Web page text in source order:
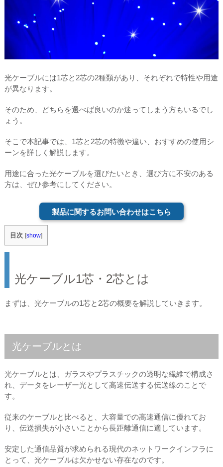
光ケーブルには1芯と2芯の2種類があり、それぞれで特性や用途
が異なります。
そのため、どちらを選べば良いのか迷ってしまう方もいるでし
ょう。
そこで本記事では、1芯と2芯の特徴や違い、おすすめの使用シ
ーンを詳しく解説します。
用途に合った光ケーブルを選びたいとき、選び方に不安のある
方は、ぜひ参考にしてください。
製品に関するお問い合わせはこちら
目次 [show]
光ケーブル1芯・2芯とは
まずは、光ケーブルの1芯と2芯の概要を解説していきます。
光ケーブルとは
光ケーブルとは、ガラスやプラスチックの透明な繊維で構成さ
れ、データをレーザー光として高速伝送する伝送線のことで
す。
従来のケーブルと比べると、大容量での高速通信に優れてお
り、伝送損失が小さいことから長距離通信に適しています。
安定した通信品質が求められる現代のネットワークインフラに
とって、光ケーブルは欠かせない存在なのです。